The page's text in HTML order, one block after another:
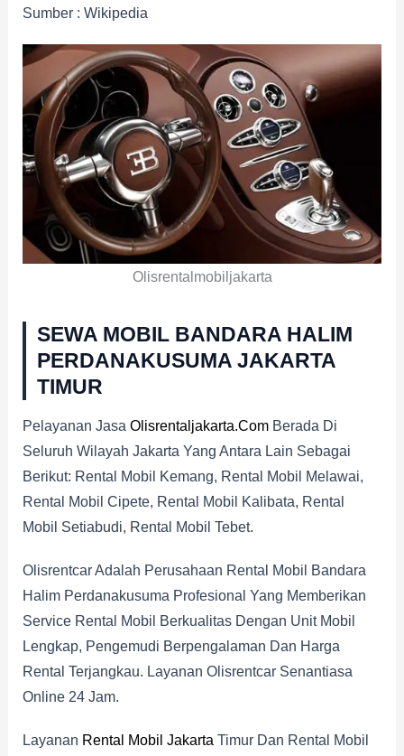
Sumber : Wikipedia
Olisrentalmobiljakarta
SEWA MOBIL BANDARA HALIM
PERDANAKUSUMA JAKARTA
TIMUR
Pelayanan Jasa Olisrentaljakarta.comBerada Di
Seluruh Wilayah Jakarta Yang Antara Lain Sebagai
Berikut: Rental Mobil Kemang, Rental Mobil Melawai,
Rental Mobil Cipete, Rental Mobil Kalibata, Rental
Mobil Setiabudi, Rental Mobil Tebet.
Olisrentcar Adalah Perusahaan Rental Mobil Bandara
Halim Perdanakusuma Profesional Yang Memberikan
Service Rental Mobil Berkualitas Dengan Unit Mobil
Lengkap, Pengemudi Berpengalaman Dan Harga
Rental Terjangkau. Layanan Olisrentcar Senantiasa
Online 24 Jam.
Layanan Rental Mobil Jakarta Timur Dan Rental Mobil